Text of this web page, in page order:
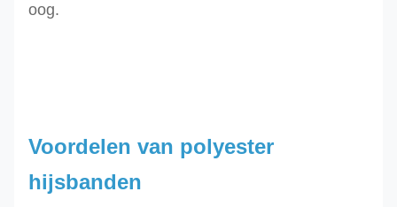
oog.
Voordelen van polyester
hijsbanden